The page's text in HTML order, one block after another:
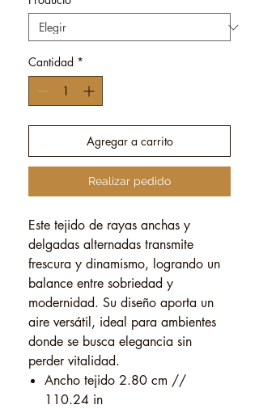
Cantidad *
Agregar a carrito
Realizar pedido
Este tejido de rayas anchas y
delgadas alternadas transmite
frescura y dinamismo, logrando un
balance entre sobriedad y
modernidad. Su diseño aporta un
aire versátil, ideal para ambientes
donde se busca elegancia sin
perder vitalidad.
Ancho tejido 2.80 cm //
110.24 in